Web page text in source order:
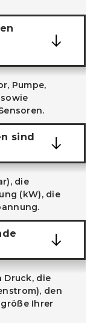
Pumpe,
sind
die
(kW), die
Druck, die
den
Ihrer